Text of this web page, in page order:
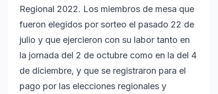
Regional 2022. Los miembros de mesa que
fueron elegidos por sorteo el pasado 22 de
julio y que ejercieron con su labor tanto en
la jornada del 2 de octubre como en la del 4
de diciembre, y que se registraron para el
pago por las elecciones regionales y